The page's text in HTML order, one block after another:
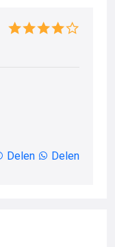
Delen Delen